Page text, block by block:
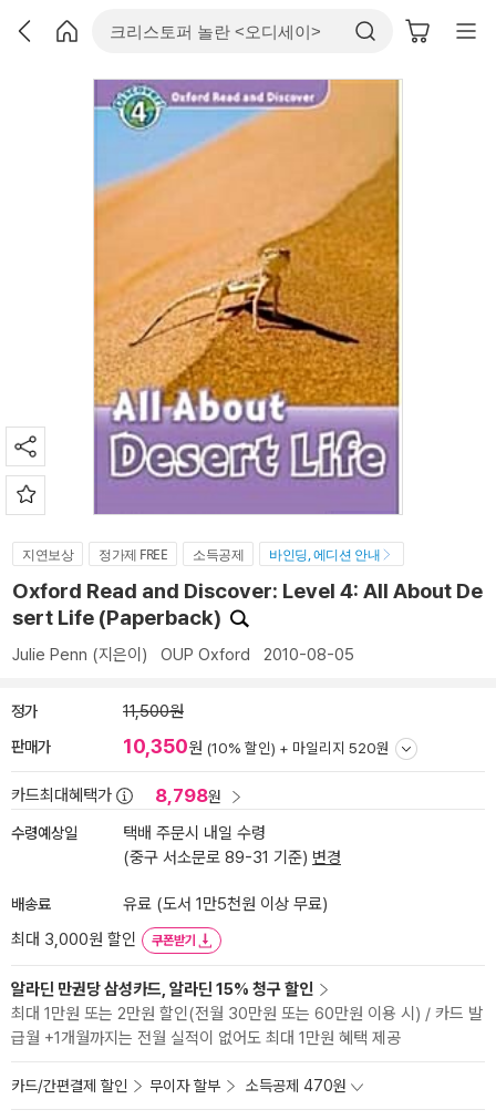
지연보상 정가제 FREE 소득공제 바인딩, 에디션 안내
Oxford Read and Discover: Level 4: All About De
sert Life (Paperback)
Julie Penn (지은이) OUP Oxford 2010-08-05
정가 11,500원
판매가 10,350원 (10% 할인) + 마일리지 520원
카드최대혜택가 8,798원
수령예상일
택배 주문시 내일 수령
(중구 서소문로 89-31 기준) 변경
배송료
유료 (도서 1만5천원 이상 무료)
최대 3,000원 할인
쿠폰받기
알라딘 만권당 삼성카드, 알라딘 15% 청구 할인
최대 1만원 또는 2만원 할인(전월 30만원 또는 60만원 이용 시) / 카드 발
급월 +1개월까지는 전월 실적이 없어도 최대 1만원 혜택 제공
카드/간편결제 할인 무이자 할부 소득공제 470원